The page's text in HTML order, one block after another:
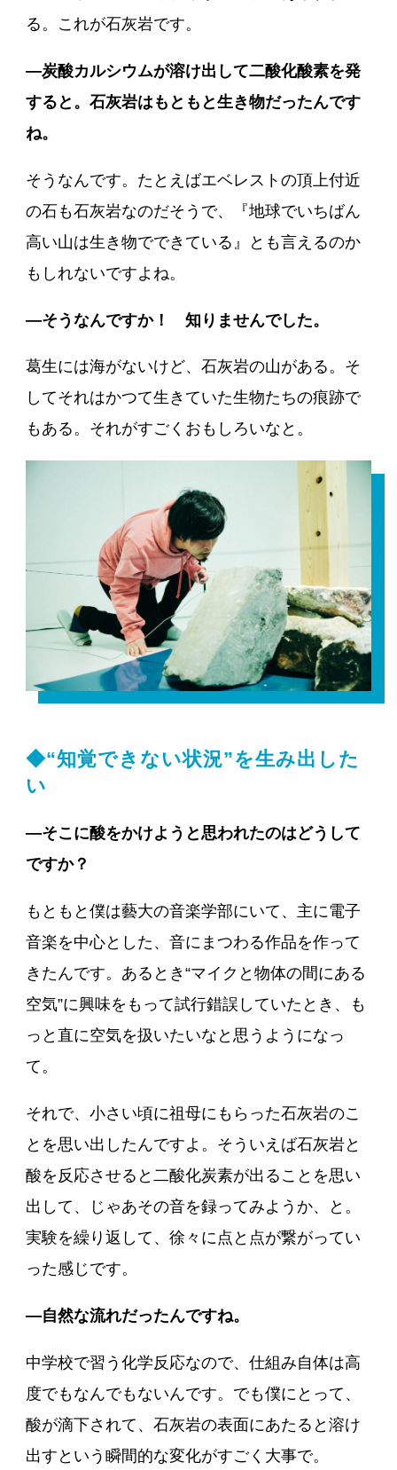
る。これが石灰岩です。
―炭酸カルシウムが溶け出して二酸化酸素を発
すると。石灰岩はもともと生き物だったんです
ね。
そうなんです。たとえばエベレストの頂上付近
の石も石灰岩なのだそうで、『地球でいちばん
高い山は生き物でできている』とも言えるのか
もしれないですよね。
―そうなんですか！ 知りませんでした。
葛生には海がないけど、石灰岩の山がある。そ
してそれはかつて生きていた生物たちの痕跡で
もある。それがすごくおもしろいなと。
◆“知覚できない状況”を生み出した
い
―そこに酸をかけようと思われたのはどうして
ですか？
もともと僕は藝大の音楽学部にいて、主に電子
音楽を中心とした、音にまつわる作品を作って
きたんです。あるとき“マイクと物体の間にある
空気”に興味をもって試行錯誤していたとき、も
っと直に空気を扱いたいなと思うようになっ
て。
それで、小さい頃に祖母にもらった石灰岩のこ
とを思い出したんですよ。そういえば石灰岩と
酸を反応させると二酸化炭素が出ることを思い
出して、じゃあその音を録ってみようか、と。
実験を繰り返して、徐々に点と点が繋がってい
った感じです。
―自然な流れだったんですね。
中学校で習う化学反応なので、仕組み自体は高
度でもなんでもないんです。でも僕にとって、
酸が滴下されて、石灰岩の表面にあたると溶け
出すという瞬間的な変化がすごく大事で。